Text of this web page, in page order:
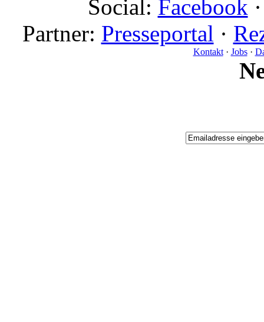
Social: Facebook
Partner: Presseportal ·
Kontakt· Jobs·